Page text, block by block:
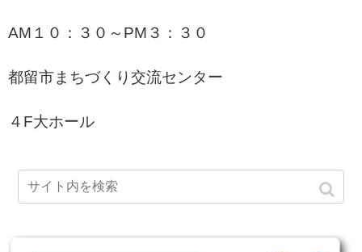
AM１０：３０～PM３：３０
都留市まちづくり交流センター
４F大ホール